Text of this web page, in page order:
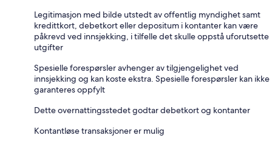
Legitimasjon med bilde utstedt av offentlig myndighet samt
kredittkort, debetkort eller depositum i kontanter kan være
påkrevd ved innsjekking, i tilfelle det skulle oppstå uforutsette
utgifter
Spesielle forespørsler avhenger av tilgjengelighet ved
innsjekking og kan koste ekstra. Spesielle forespørsler kan ikke
garanteres oppfylt
Dette overnattingsstedet godtar debetkort og kontanter
Kontantløse transaksjoner er mulig